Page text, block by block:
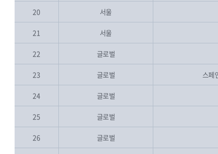
20 서울
21 서울
22 글로벌
23 글로벌 스페
24 글로벌
25 글로벌
26 글로벌